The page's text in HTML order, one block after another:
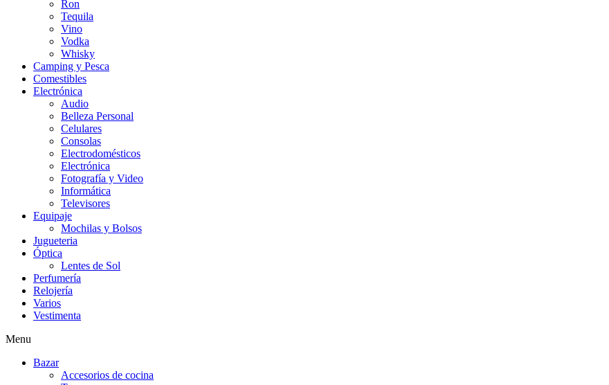
Ron
Tequila
Vino
Vodka
Whisky
Camping y Pesca
Comestibles
Electrónica
Audio
Belleza Personal
Celulares
Consolas
Electrodomésticos
Electrónica
Fotografía y Video
Informática
Televisores
Equipaje
Mochilas y Bolsos
Jugueteria
Óptica
Lentes de Sol
Perfumería
Relojería
Varios
Vestimenta
Menu
Bazar
Accesorios de cocina